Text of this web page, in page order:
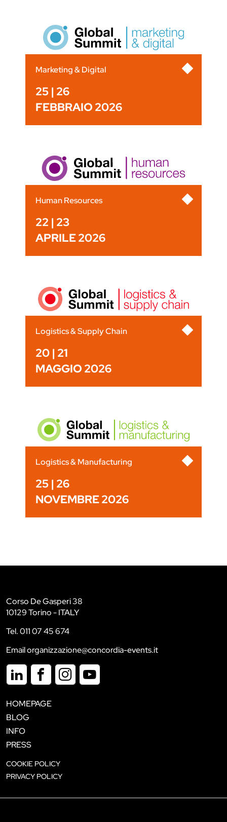
Marketing & Digital
25 | 26
FEBBRAIO 2026
Human Resources
22 | 23
APRILE 2026
Logistics & Supply Chain
20 | 21
MAGGIO 2026
Logistics & Manufacturing
25 | 26
NOVEMBRE 2026
Corso De Gasperi 38
10129 Torino - ITALY
Tel. 011 07 45 674
Email organizzazione@concordia-events.it
HOMEPAGE
BLOG
INFO
PRESS
COOKIE POLICY
PRIVACY POLICY